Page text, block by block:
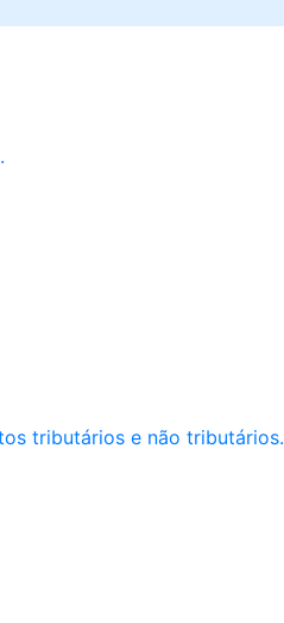
tributários e não tributários.